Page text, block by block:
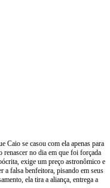
Caio se casou com ela apenas para
no dia em que foi forçada
exige um preço astronômico e
a falsa benfeitora, pisando em seus
ela tira a aliança, entrega a